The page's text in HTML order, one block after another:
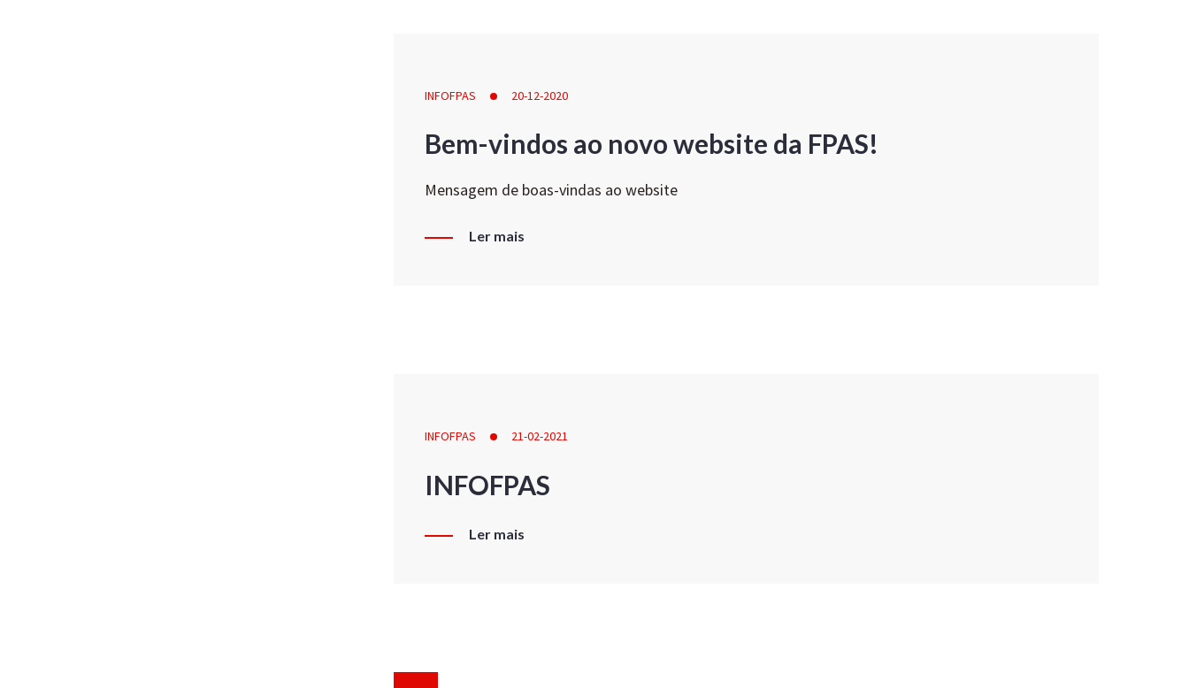
INFOFPAS 20-12-2020
Bem-vindos ao novo website da FPAS!
Mensagem de boas-vindas ao website
Ler mais
INFOFPAS 21-02-2021
INFOFPAS
Ler mais